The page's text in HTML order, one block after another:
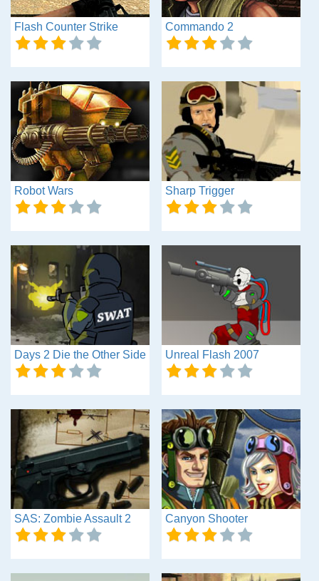
Flash Counter Strike Commando 2
Robot Wars Sharp Trigger
Days 2 Die the Other Side Unreal Flash 2007
SAS: Zombie Assault 2 Canyon Shooter